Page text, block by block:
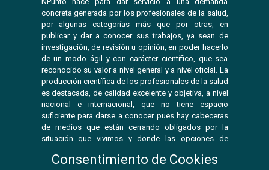
concreta generada por los profesionales de la salud,
por algunas categorías más que por otras, en
publicar y dar a conocer sus trabajos, ya sean de
investigación, de revisión u opinión, en poder hacerlo
de un modo ágil y con carácter científico, que sea
reconocido su valor a nivel general y a nivel oficial. La
producción científica de los profesionales de la salud
es destacada, de calidad excelente y objetiva, a nivel
nacional e internacional, que no tiene espacio
suficiente para darse a conocer pues hay cabeceras
de medios que están cerrando obligados por la
situación que vivimos y donde las opciones de
Consentimiento de Cookies